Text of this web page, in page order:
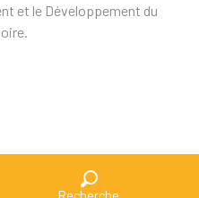
Recherche
et le Développement du